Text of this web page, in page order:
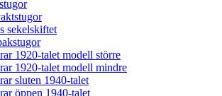
sekelskiftet
1920-talet modell större
1920-talet modell mindre
sluten 1940-talet
öppen 1940-talet